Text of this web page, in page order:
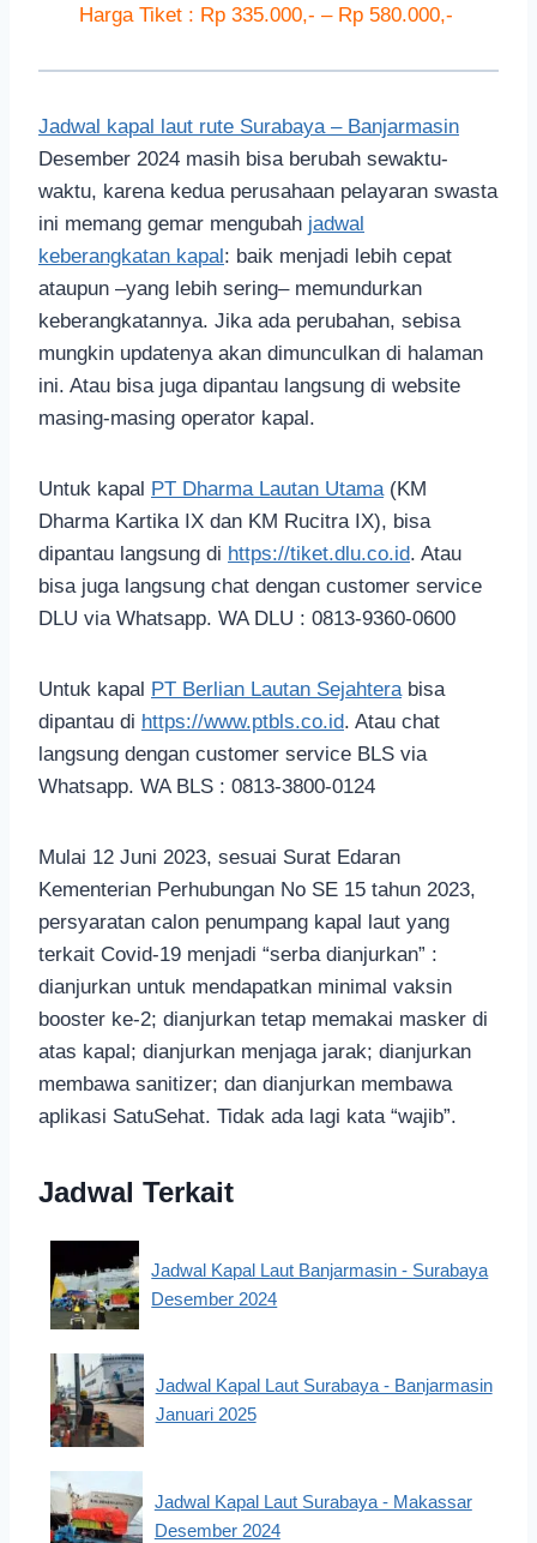
Harga Tiket : Rp 335.000,- – Rp 580.000,-
Jadwal kapal laut rute Surabaya – Banjarmasin
Desember 2024 masih bisa berubah sewaktu-
waktu, karena kedua perusahaan pelayaran swasta
ini memang gemar mengubah jadwal
keberangkatan kapal: baik menjadi lebih cepat
ataupun –yang lebih sering– memundurkan
keberangkatannya. Jika ada perubahan, sebisa
mungkin updatenya akan dimunculkan di halaman
ini. Atau bisa juga dipantau langsung di website
masing-masing operator kapal.
Untuk kapal PT Dharma Lautan Utama(KM
Dharma Kartika IX dan KM Rucitra IX), bisa
dipantau langsung di https://tiket.dlu.co.id. Atau
bisa juga langsung chat dengan customer service
DLU via Whatsapp. WA DLU : 0813-9360-0600
Untuk kapal PT Berlian Lautan Sejahterabisa
dipantau di https://www.ptbls.co.id. Atau chat
langsung dengan customer service BLS via
Whatsapp. WA BLS : 0813-3800-0124
Mulai 12 Juni 2023, sesuai Surat Edaran
Kementerian Perhubungan No SE 15 tahun 2023,
persyaratan calon penumpang kapal laut yang
terkait Covid-19 menjadi “serba dianjurkan” :
dianjurkan untuk mendapatkan minimal vaksin
booster ke-2; dianjurkan tetap memakai masker di
atas kapal; dianjurkan menjaga jarak; dianjurkan
membawa sanitizer; dan dianjurkan membawa
aplikasi SatuSehat. Tidak ada lagi kata “wajib”.
Jadwal Terkait
Jadwal Kapal Laut Banjarmasin - Surabaya
Desember 2024
Jadwal Kapal Laut Surabaya - Banjarmasin
Januari 2025
Jadwal Kapal Laut Surabaya - Makassar
Desember 2024